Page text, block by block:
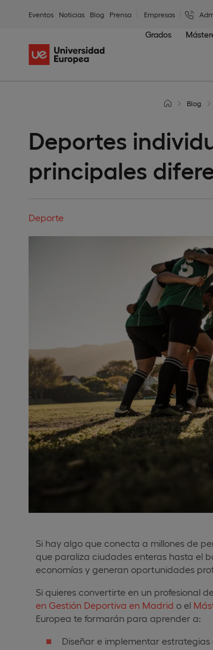
Eventos Noticias Blog Prensa Empresas
Grados
Blog
Deportes
principales
Deporte
Si hay algo que conecta a millones de
que paraliza ciudades enteras hasta el
economías y generan oportunidades
Si quieres convertirte en un profesional
en Gestión Deportiva en Madrid o el
Europea te formarán para aprender a:
Diseñar e implementar